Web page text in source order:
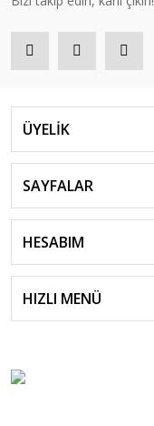
ÜYELİK
SAYFALAR
HESABIM
HIZLI MENÜ